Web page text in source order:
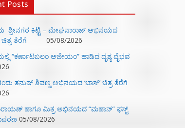
Posts
ಶ್ರೀನಗರ ಕಿಟ್ಟಿ – ಮೇಘನಾರಾಜ್ ಅಭಿನಯದ
ಚಿತ್ರ ತೆರೆಗೆ
05/08/2026
“ಕರ್ಣಾಟಬಲಂ ಅಜೇಯಂ” ಹಾಡಿದ ದೃಶ್ಯ ವೈಭವ
ತನುಷ್ ಶಿವಣ್ಣ ಅಭಿನಯದ ‘ಬಾಸ್’ ಚಿತ್ರ ತೆರೆಗೆ
ಹಾಗೂ ಮಿತ್ರ ಅಭಿನಯದ “ಮಹಾನ್” ಫಸ್ಟ್
05/08/2026